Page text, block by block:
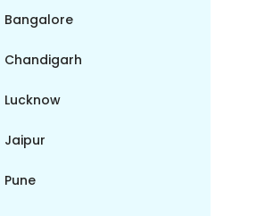
Bangalore
Chandigarh
Lucknow
Jaipur
Pune